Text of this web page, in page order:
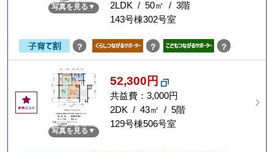
写真を見る
2LDK / 50㎡ / 3階
143号棟302号室
？ ？ ？
お
気
写真を見る
52,300円
共益費：3,000円
2DK / 43㎡ / 5階
129号棟506号室